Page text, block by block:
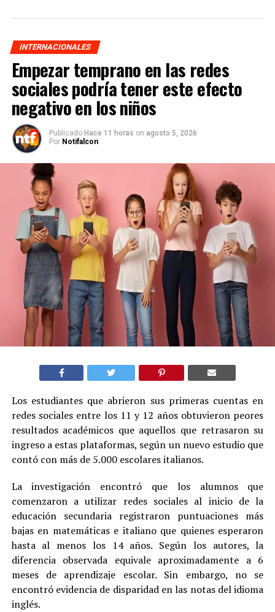
INTERNACIONALES
Empezar temprano en las redes
sociales podría tener este efecto
negativo en los niños
Publicado Hace 11 horas on agosto 5, 2026
Por Notifalcon
Los estudiantes que abrieron sus primeras cuentas en
redes sociales entre los 11 y 12 años obtuvieron peores
resultados académicos que aquellos que retrasaron su
ingreso a estas plataformas, según un nuevo estudio que
contó con más de 5.000 escolares italianos.
La investigación encontró que los alumnos que
comenzaron a utilizar redes sociales al inicio de la
educación secundaria registraron puntuaciones más
bajas en matemáticas e italiano que quienes esperaron
hasta al menos los 14 años. Según los autores, la
diferencia observada equivale aproximadamente a 6
meses de aprendizaje escolar. Sin embargo, no se
encontró evidencia de disparidad en las notas del idioma
inglés.